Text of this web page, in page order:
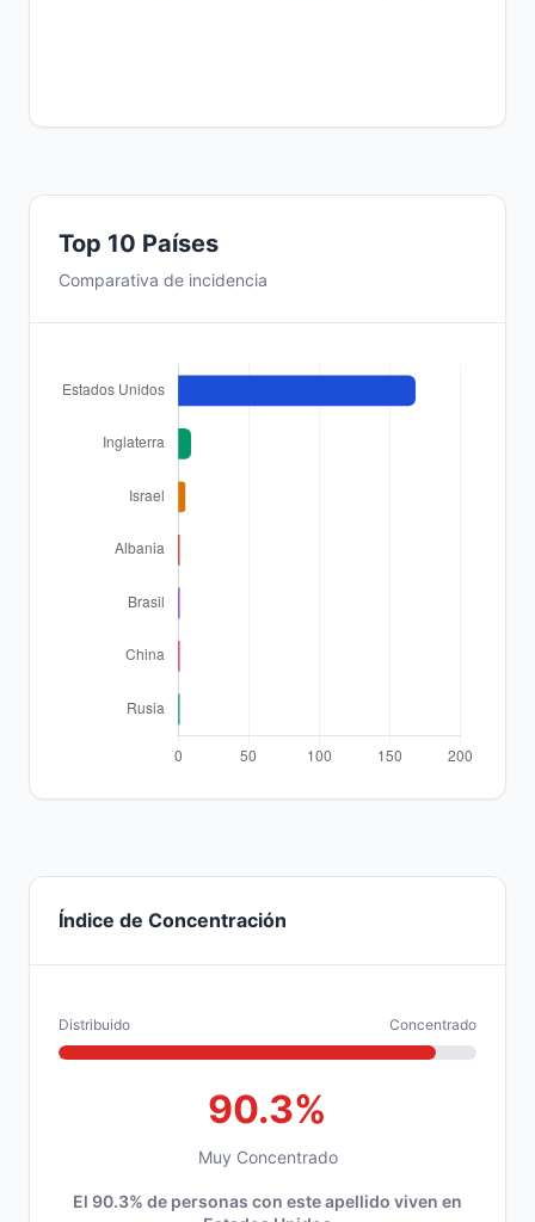
Top 10 Países
Comparativa de incidencia
Índice de Concentración
Distribuido Concentrado
90.3%
Muy Concentrado
El 90.3% de personas con este apellido viven en